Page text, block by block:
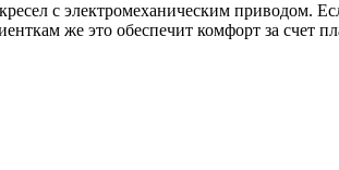
с электромеханическим приводом.
же это обеспечит комфорт за счет